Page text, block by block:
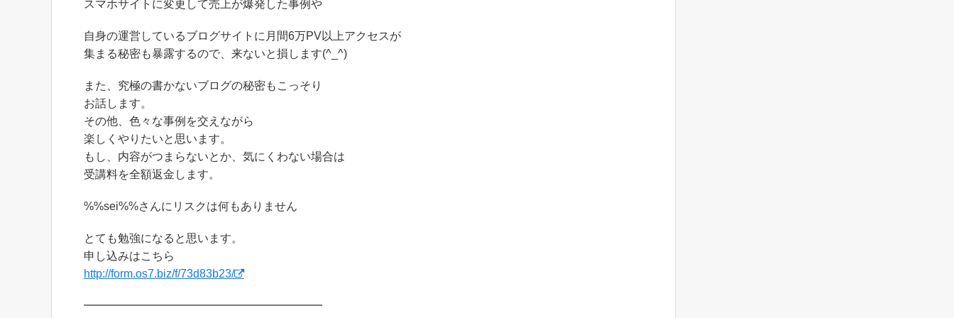
スマホサイトに変更して売上が爆発した事例や
自身の運営しているブログサイトに月間6万PV以上アクセスが
集まる秘密も暴露するので、来ないと損します(^_^)
また、究極の書かないブログの秘密もこっそり
お話します。
その他、色々な事例を交えながら
楽しくやりたいと思います。
もし、内容がつまらないとか、気にくわない場合は
受講料を全額返金します。
%%sei%%さんにリスクは何もありません
とても勉強になると思います。
申し込みはこちら
http://form.os7.biz/f/73d83b23/
━━━━━━━━━━━━━━━━━━━━━